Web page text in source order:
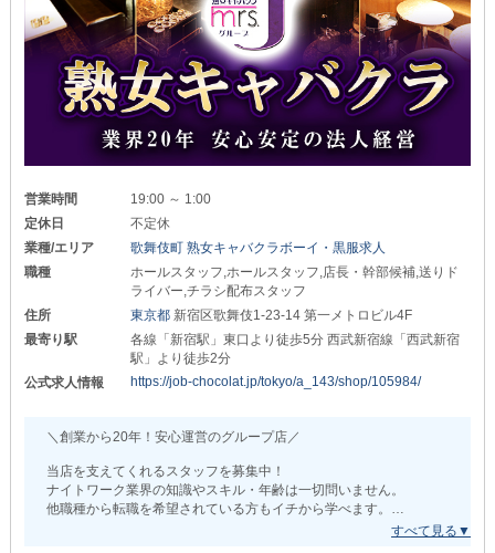
応募理由は何でもOKです◎
年齢で諦めていた方や
女性でも大丈夫！
この業務が
あなたの天職になるかもしれません。
もちろん、送りドライバー経験者さんも大歓迎◎
ご応募を心よりお待ちしております！
BAR HNA（エイチエヌエー）
○●—————————————-●○
✦給与体系について✦
￣￣￣￣￣￣￣￣￣￣￣￣￣
┏━━━━━━━━━━┓
ホールアルバイト
時給2,000円以上可能！
┗━━━━━━━━━━┛
あなたのご活躍に応じて
《随時昇給・昇格》を行うので
頑張れば頑張るほど収入が増えていきます！
日々の努力がしっかり実るのは
嬉しいPOINTです◎
ぜひ当店へお越しください！
“稼げる可能性”
これこそ無限大なんです！！！
営業時間
19:00 ～ 1:00
定休日
不定休
業種/エリア
歌舞伎町 熟女キャバクラボーイ・黒服求人
職種
ホールスタッフ,ホールスタッフ,店長・幹部候補,送りド
ライバー,チラシ配布スタッフ
住所
東京都 新宿区歌舞伎1-23-14 第一メトロビル4F
最寄り駅
各線「新宿駅」東口より徒歩5分 西武新宿線「西武新宿
駅」より徒歩2分
公式求人情報
https://job-chocolat.jp/tokyo/a_143/shop/105984/
＼創業から20年！安心運営のグループ店／
当店を支えてくれるスタッフを募集中！
ナイトワーク業界の知識やスキル・年齢は一切問いません。
他職種から転職を希望されている方もイチから学べます。